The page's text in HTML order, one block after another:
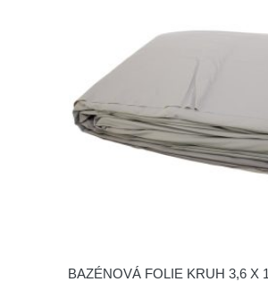
BAZÉNOVÁ FOLIE KRUH 3,6 X